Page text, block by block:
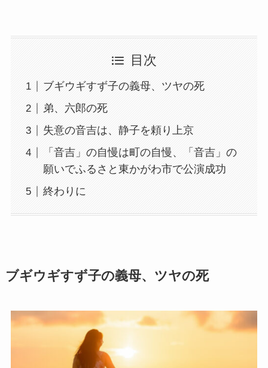
目次
ブギウギすず子の義母、ツヤの死
弟、六郎の死
失意の音吉は、静子を頼り上京
「音吉」の自慢は町の自慢、「音吉」の
願いでふるさと東かがわ市で公演成功
終わりに
ブギウギすず子の義母、ツヤの死